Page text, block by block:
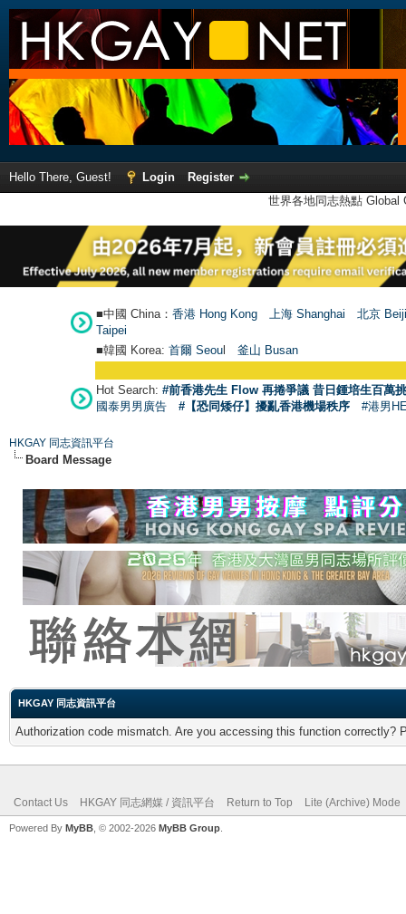
Hello There, Guest! Login
Register
世界各地同志熱點
■中國 China： 香港 Hong Kong 上海 Shanghai
北京
Taipei
■韓國 Korea: 首爾 Seoul 釜山 Busan
Hot Search: #前香港先生 Flow 再捲爭議 昔日鍾培生百萬
國泰男男廣告
#【恐同矮仔】擾亂香港機場秩序 #港男
HKGAY 同志資訊平台
Board Message
HKGAY 同志資訊平台
Authorization code mismatch. Are you accessing this function correctly?
Contact Us HKGAY 同志網媒 / 資訊平台 Return to Top Lite (Archive) Mode
Powered By MyBB , © 2002-2026 MyBB Group